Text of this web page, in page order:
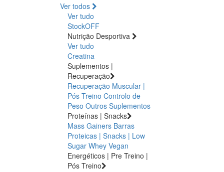
Ver todos
Ver tudo
StockOFF
Nutrição Desportiva
Ver tudo
Creatina
Suplementos |
Recuperação
Recuperação Muscular |
Pós Treino Controlo de
Peso Outros Suplementos
Proteínas | Snacks
Mass Gainers Barras
Proteicas | Snacks | Low
Sugar Whey Vegan
Energéticos | Pre Treino |
Pós Treino